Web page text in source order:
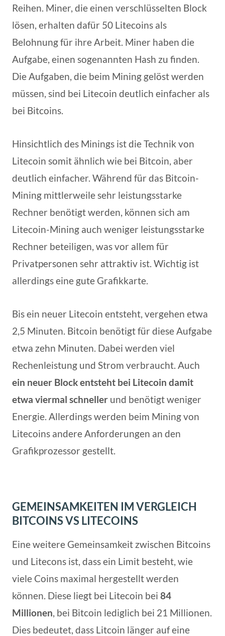
Reihen. Miner, die einen verschlüsselten Block
lösen, erhalten dafür 50 Litecoins als
Belohnung für ihre Arbeit. Miner haben die
Aufgabe, einen sogenannten Hash zu finden.
Die Aufgaben, die beim Mining gelöst werden
müssen, sind bei Litecoin deutlich einfacher als
bei Bitcoins.
Hinsichtlich des Minings ist die Technik von
Litecoin somit ähnlich wie bei Bitcoin, aber
deutlich einfacher. Während für das Bitcoin-
Mining mittlerweile sehr leistungsstarke
Rechner benötigt werden, können sich am
Litecoin-Mining auch weniger leistungsstarke
Rechner beteiligen, was vor allem für
Privatpersonen sehr attraktiv ist. Wichtig ist
allerdings eine gute Grafikkarte.
Bis ein neuer Litecoin entsteht, vergehen etwa
2,5 Minuten. Bitcoin benötigt für diese Aufgabe
etwa zehn Minuten. Dabei werden viel
Rechenleistung und Strom verbraucht. Auch
ein neuer Block entsteht bei Litecoin damit
etwa viermal schneller und benötigt weniger
Energie. Allerdings werden beim Mining von
Litecoins andere Anforderungen an den
Grafikprozessor gestellt.
GEMEINSAMKEITEN IM VERGLEICH
BITCOINS VS LITECOINS
Eine weitere Gemeinsamkeit zwischen Bitcoins
und Litecons ist, dass ein Limit besteht, wie
viele Coins maximal hergestellt werden
können. Diese liegt bei Litecoin bei 84
Millionen, bei Bitcoin lediglich bei 21 Millionen.
Dies bedeutet, dass Litcoin länger auf eine